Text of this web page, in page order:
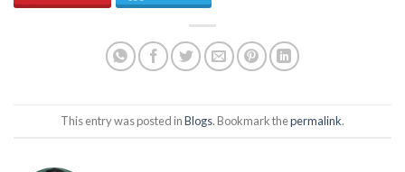
This entry was posted inBlogs. Bookmark thepermalink.